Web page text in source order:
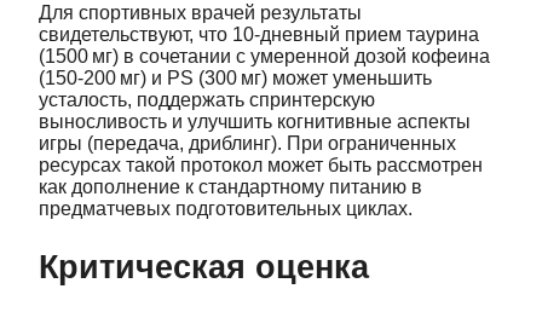
Для спортивных врачей результаты
свидетельствуют, что 10‑дневный прием таурина
(1500 мг) в сочетании с умеренной дозой кофеина
(150‑200 мг) и PS (300 мг) может уменьшить
усталость, поддержать спринтерскую
выносливость и улучшить когнитивные аспекты
игры (передача, дриблинг). При ограниченных
ресурсах такой протокол может быть рассмотрен
как дополнение к стандартному питанию в
предматчевых подготовительных циклах.
Критическая оценка